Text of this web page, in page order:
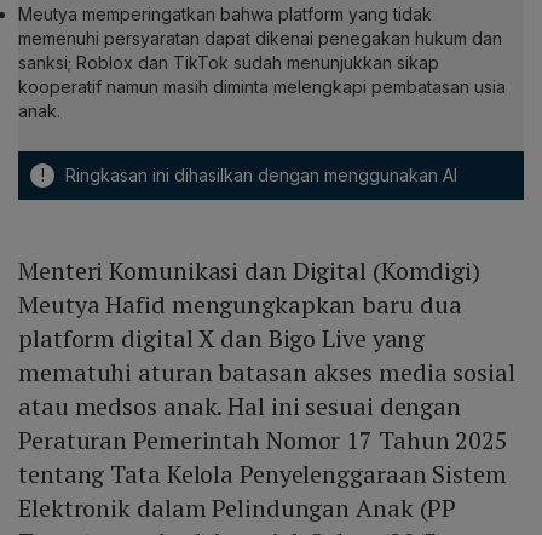
Meutya memperingatkan bahwa platform yang tidak
memenuhi persyaratan dapat dikenai penegakan hukum dan
sanksi; Roblox dan TikTok sudah menunjukkan sikap
kooperatif namun masih diminta melengkapi pembatasan usia
anak.
! Ringkasan ini dihasilkan dengan menggunakan AI
Menteri Komunikasi dan Digital (Komdigi)
Meutya Hafid mengungkapkan baru dua
platform digital X dan Bigo Live yang
mematuhi aturan batasan akses media sosial
atau medsos anak. Hal ini sesuai dengan
Peraturan Pemerintah Nomor 17 Tahun 2025
tentang Tata Kelola Penyelenggaraan Sistem
Elektronik dalam Pelindungan Anak (PP